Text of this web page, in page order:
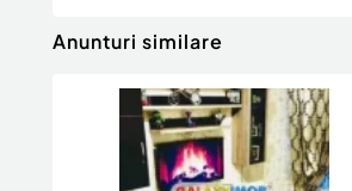
Anunturi similare